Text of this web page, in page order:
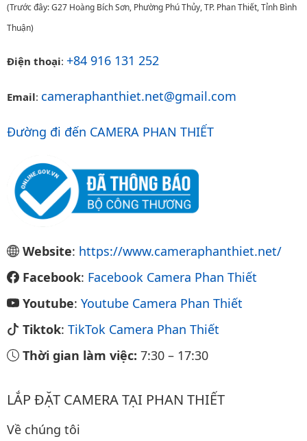
(Trước đây: G27 Hoàng Bích Sơn, Phường Phú Thủy, TP. Phan Thiết, Tỉnh Bình
Thuận)
Điện thoại: +84 916 131 252
Email: cameraphanthiet.net@gmail.com
Đường đi đến CAMERA PHAN THIẾT
Website: https://www.cameraphanthiet.net/
Facebook: Facebook Camera Phan Thiết
Youtube: Youtube Camera Phan Thiết
Tiktok: TikTok Camera Phan Thiết
Thời gian làm việc: 7:30 – 17:30
LẮP ĐẶT CAMERA TẠI PHAN THIẾT
Về chúng tôi